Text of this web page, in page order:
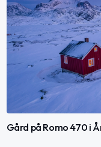
Gård på Romo 470 i